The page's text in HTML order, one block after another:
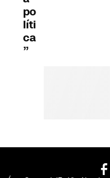
po
líti
ca
”